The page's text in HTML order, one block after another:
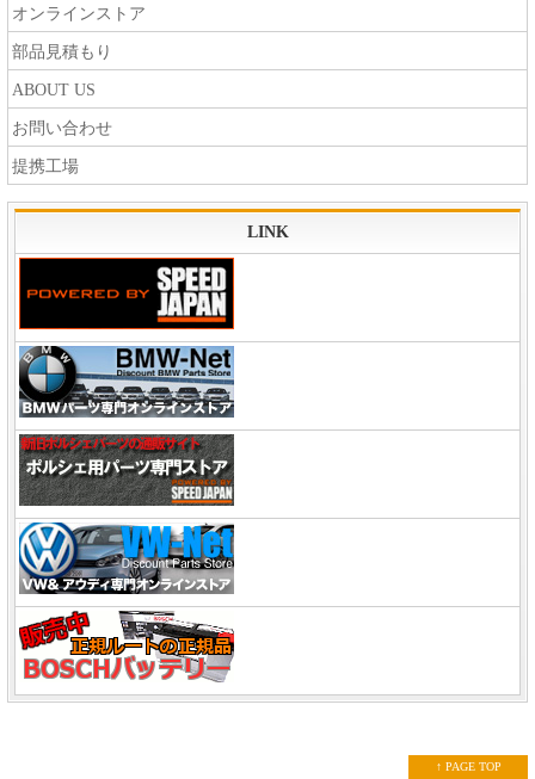
オンラインストア
部品見積もり
ABOUT US
お問い合わせ
提携工場
LINK
↑ PAGE TOP